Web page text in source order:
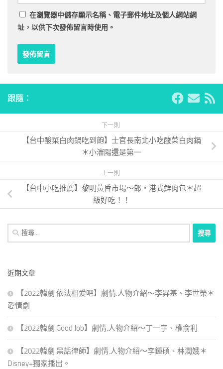
在瀏覽器中儲存顯示名稱、電子郵件地址及個人網站網
址，以供下次發佈留言時使用。
跟隨：
下一則
【台中酸菜白肉鍋吃到飽】士官長南北小吃酸菜白肉鍋
＊小瀋陽還是第一
上一則
【台中小吃推薦】黎明黃昏市場～郎・港式鮮肉包＊超
級好吃！！
搜
尋
字:
近期文章
【2022韓劇 依法相爱吧】劇情.人物介紹～李昇基、李世榮＊
愛情劇
【2022韓劇 Good Job】劇情.人物介紹～丁一宇、權俞利
【2022韓劇 黑話律師】劇情.人物介紹～李鍾碩、林潤娥＊
Disney+獨家播出。